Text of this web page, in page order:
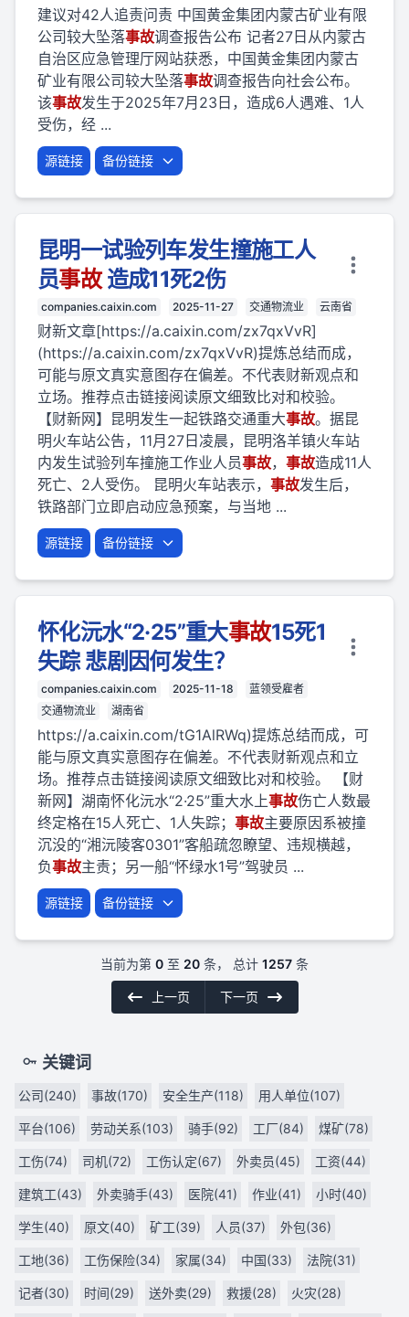
建议对42人追责问责 中国黄金集团内蒙古矿业有限
公司较大坠落事故调查报告公布 记者27日从内蒙古
自治区应急管理厅网站获悉，中国黄金集团内蒙古
矿业有限公司较大坠落事故调查报告向社会公布。
该事故发生于2025年7月23日，造成6人遇难、1人
受伤，经 ...
源链接 备份链接
昆明一试验列车发生撞施工人
员事故造成11死2伤
companies.caixin.com 2025-11-27 交通物流业 云南省
财新文章[https://a.caixin.com/zx7qxVvR]
(https://a.caixin.com/zx7qxVvR)提炼总结而成，
可能与原文真实意图存在偏差。不代表财新观点和
立场。推荐点击链接阅读原文细致比对和校验。
【财新网】昆明发生一起铁路交通重大事故。据昆
明火车站公告，11月27日凌晨，昆明洛羊镇火车站
内发生试验列车撞施工作业人员事故， 事故造成11人
死亡、2人受伤。 昆明火车站表示， 事故发生后，
铁路部门立即启动应急预案，与当地 ...
源链接 备份链接
怀化沅水“2·25”重大事故15死1
失踪 悲剧因何发生？
companies.caixin.com 2025-11-18
蓝领受雇者
交通物流业
湖南省
https://a.caixin.com/tG1AlRWq)提炼总结而成，可
能与原文真实意图存在偏差。不代表财新观点和立
场。推荐点击链接阅读原文细致比对和校验。 【财
新网】湖南怀化沅水“2·25”重大水上事故伤亡人数最
终定格在15人死亡、1人失踪； 事故主要原因系被撞
沉没的“湘沅陵客0301”客船疏忽瞭望、违规横越，
负事故主责；另一船“怀绿水1号”驾驶员 ...
源链接 备份链接
当前为第 0 至 20 条， 总计 1257 条
上一页 下一页
关键词
公司(240) 事故(170) 安全生产(118) 用人单位(107)
平台(106) 劳动关系(103) 骑手(92) 工厂(84) 煤矿(78)
工伤(74) 司机(72) 工伤认定(67) 外卖员(45) 工资(44)
建筑工(43) 外卖骑手(43) 医院(41) 作业(41) 小时(40)
学生(40) 原文(40) 矿工(39) 人员(37) 外包(36)
工地(36) 工伤保险(34) 家属(34) 中国(33) 法院(31)
记者(30) 时间(29) 送外卖(29) 救援(28) 火灾(28)